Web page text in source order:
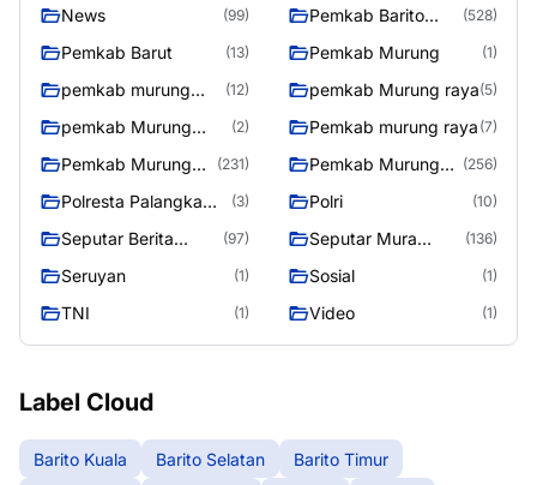
News (99)
Pemkab Barito
(528)
Pemkab Barut (13) Pemkab Murung (1)
pemkab murung
(12) pemkab Murung raya(5)
pemkab Murung
(2) Pemkab murung raya (7)
Pemkab Murung
(231)
Pemkab Murung
(256)
Polresta Palangka
(3) Polri (10)
Seputar Berita
(97)
Seputar Mura
(136)
Seruyan (1) Sosial (1)
TNI (1) Video (1)
Label Cloud
Barito Kuala Barito Selatan
Barito Timur